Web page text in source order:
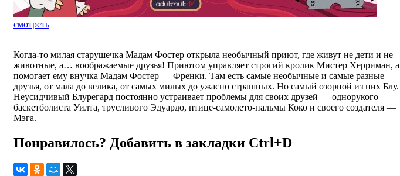
смотреть
Когда-то милая старушечка Мадам Фостер открыла необычный приют, где живут не дети и не
животные, а… воображаемые друзья! Приютом управляет строгий кролик Мистер Херриман, а
помогает ему внучка Мадам Фостер — Френки. Там есть самые необычные и самые разные
друзья, от мала до велика, от самых милых до ужасно страшных. Но самый озорной из них Блу.
Неусидчивый Блурегард постоянно устраивает проблемы для своих друзей — однорукого
баскетболиста Уилта, трусливого Эдуардо, птице-самолето-пальмы Коко и своего создателя —
Мэга.
Понравилось? Добавить в закладки Ctrl+D